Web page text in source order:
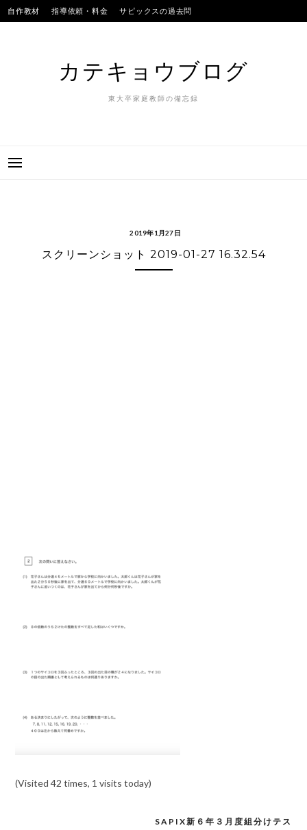
Skip
to
自作教材 指導依頼・料金 サピックスの過去問
カテキョウブログ
東大卒家庭教師の備忘録
2019年1月27日
スクリーンショット 2019-01-27 16.32.54
(Visited 42 times, 1 visits today)
SAPIX新６年３月度組分けテス